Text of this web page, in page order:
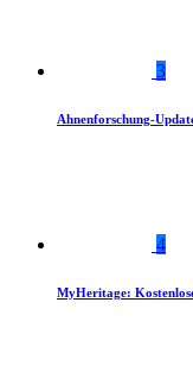
3
Ahnenforschung-
4
MyHeritage: